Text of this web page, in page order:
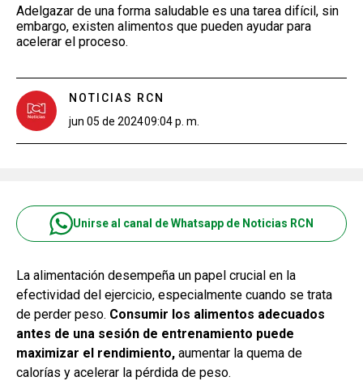
Adelgazar de una forma saludable es una tarea difícil, sin
embargo, existen alimentos que pueden ayudar para
acelerar el proceso.
NOTICIAS RCN
jun 05 de 202409:04 p. m.
Unirse al canal de Whatsapp de Noticias RCN
La alimentación desempeña un papel crucial en la
efectividad del ejercicio, especialmente cuando se trata
de perder peso. Consumir los alimentos adecuados
antes de una sesión de entrenamiento puede
maximizar el rendimiento, aumentar la quema de
calorías y acelerar la pérdida de peso.